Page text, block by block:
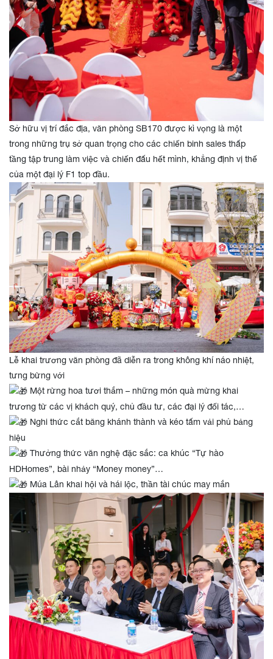
Sở hữu vị trí đắc địa, văn phòng SB170 được kì vọng là một
trong những trụ sở quan trọng cho các chiến binh sales thấp
tầng tập trung làm việc và chiến đấu hết mình, khẳng định vị thế
của một đại lý F1 top đầu.
Lễ khai trương văn phòng đã diễn ra trong không khí náo nhiệt,
tưng bừng với
Một rừng hoa tươi thắm – những món quà mừng khai
trương từ các vị khách quý, chủ đầu tư, các đại lý đối tác,…
Nghi thức cắt băng khánh thành và kéo tấm vải phủ bảng
hiệu
Thưởng thức văn nghệ đặc sắc: ca khúc “Tự hào
HDHomes”, bài nhảy “Money money”…
Múa Lân khai hội và hái lộc, thần tài chúc may mắn